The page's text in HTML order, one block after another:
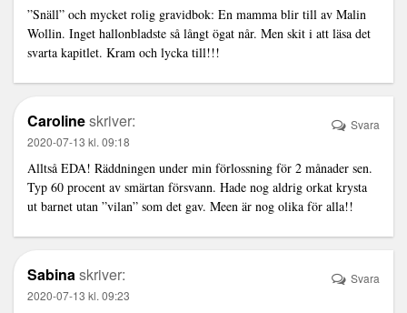
”Snäll” och mycket rolig gravidbok: En mamma blir till av Malin
Wollin. Inget hallonbladste så långt ögat når. Men skit i att läsa det
svarta kapitlet. Kram och lycka till!!!
Carolineskriver:
2020-07-13 kl. 09:18
Alltså EDA! Räddningen under min förlossning för 2 månader sen.
Typ 60 procent av smärtan försvann. Hade nog aldrig orkat krysta
ut barnet utan ”vilan” som det gav. Meen är nog olika för alla!!
Svara
Sabinaskriver:
2020-07-13 kl. 09:23
Svara